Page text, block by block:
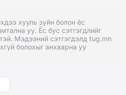
хууль зүйн болон ёс
уу. Ёс бус сэтгэгдлийг
Мэдээний сэтгэгдэлд tug.mn
болохыг анхаарна уу